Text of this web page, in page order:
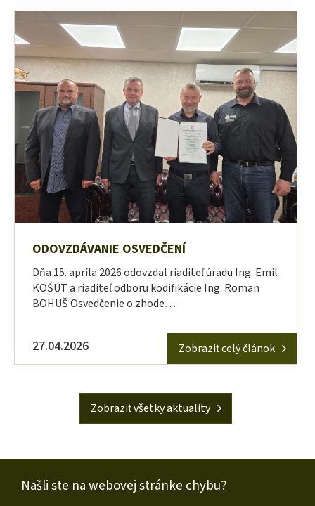
ODOVZDÁVANIE OSVEDČENÍ
Dňa 15. apríla 2026 odovzdal riaditeľ úradu Ing. Emil
KOŠÚT a riaditeľ odboru kodifikácie Ing. Roman
BOHUŠ Osvedčenie o zhode…
27.04.2026 Zobraziť celý článok
Zobraziť všetky aktuality
Našli ste na webovej stránke chybu?